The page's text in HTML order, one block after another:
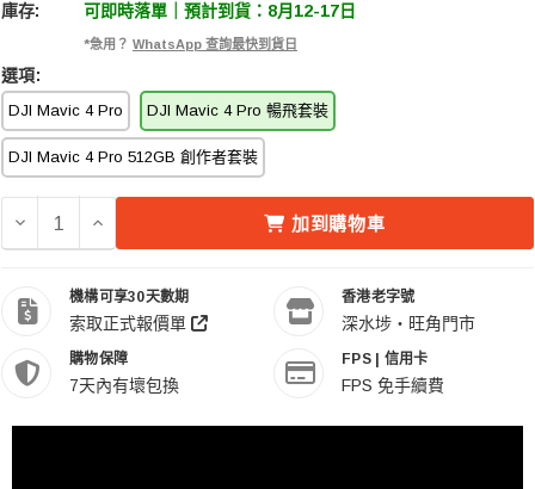
庫存: 可即時落單｜預計到貨：8月12-17日
*急用？ WhatsApp 查詢最快到貨日
選項:
DJI Mavic 4 Pro DJI Mavic 4 Pro 暢飛套裝
DJI Mavic 4 Pro 512GB 創作者套裝
減少 DJI MAVIC 4 PRO FLY MORE COMBO (DJI RC 2) 無
增加 DJI MAVIC 4 PRO FLY MORE COMBO (DJI
加到購物車
機構可享30天數期
索取正式報價單
香港老字號
深水埗・旺角門市
購物保障
7天內有壞包換
FPS | 信用卡
FPS 免手續費